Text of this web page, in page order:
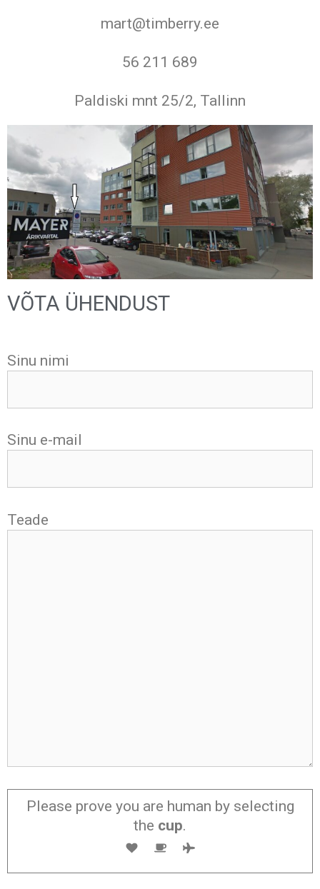
mart@timberry.ee
56 211 689
Paldiski mnt 25/2, Tallinn
VÕTA ÜHENDUST
Sinu nimi
Sinu e-mail
Teade
Please prove you are human by selecting
the cup.